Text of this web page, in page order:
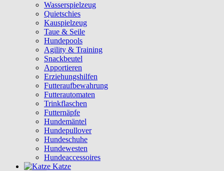
Wasserspielzeug
Quietschies
Kauspielzeug
Taue & Seile
Hundepools
Agility & Training
Snackbeutel
Apportieren
Erziehungshilfen
Futteraufbewahrung
Futterautomaten
Trinkflaschen
Futternäpfe
Hundemäntel
Hundepullover
Hundeschuhe
Hundewesten
Hundeaccessoires
Katze